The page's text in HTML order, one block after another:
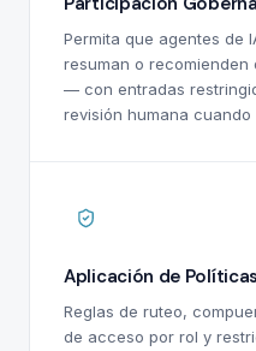
Permita que agentes de
resuman o
— con entradas
revisión humana
Aplicación de Políticas
Reglas de ruteo,
de acceso por rol y